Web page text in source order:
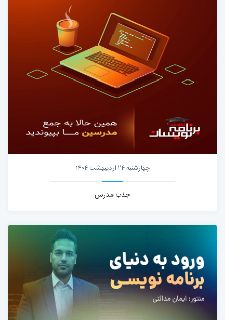
چهارشنبه 24 اردیبهشت 1404
جذب مدرس